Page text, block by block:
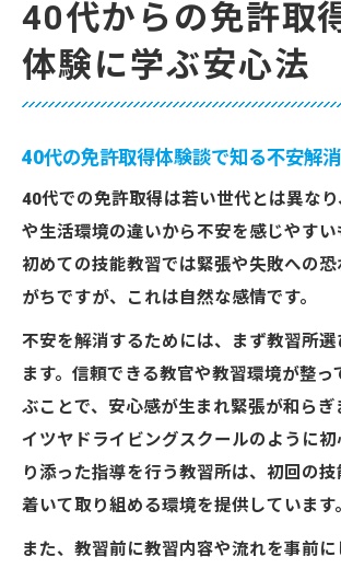
40代からの免許取
体験に学ぶ安心法
40代の免許取得体験談で知る不安解
40代での免許取得は若い世代とは異な
や生活環境の違いから不安を感じやすい
初めての技能教習では緊張や失敗への恐
がちですが、これは自然な感情です。
不安を解消するためには、まず教習所選
ます。信頼できる教官や教習環境が整っ
ぶことで、安心感が生まれ緊張が和らぎ
イツヤドライビングスクールのように
り添った指導を行う教習所は、初回の
着いて取り組める環境を提供しています。
また、教習前に教習内容や流れを事前